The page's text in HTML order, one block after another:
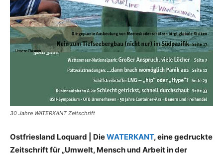
30 Jahre WATERKANT Zeitschrift
Ostfriesland Loquard | DieWATERKANT, eine gedruckte
Zeitschrift für „Umwelt, Mensch und Arbeit in der